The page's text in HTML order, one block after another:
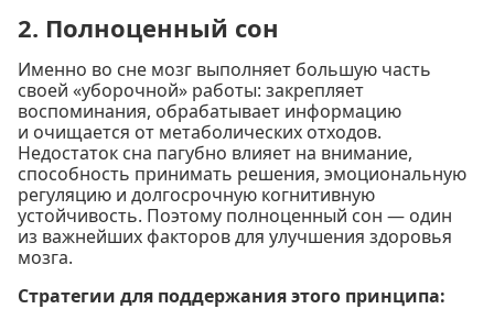
2. Полноценный сон
Именно во сне мозг выполняет большую часть
своей «уборочной» работы: закрепляет
воспоминания, обрабатывает информацию
и очищается от метаболических отходов.
Недостаток сна пагубно влияет на внимание,
способность принимать решения, эмоциональную
регуляцию и долгосрочную когнитивную
устойчивость. Поэтому полноценный сон — один
из важнейших факторов для улучшения здоровья
мозга.
Стратегии для поддержания этого принципа: